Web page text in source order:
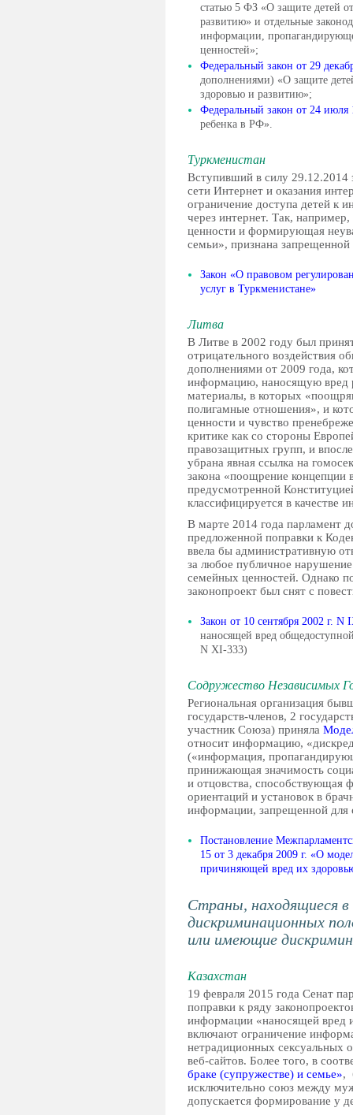
статью 5 ФЗ «О защите детей
развитию» и отдельные
информации,
ценностей»;
Федеральный закон от 29
дополнениями) «О защите
здоровью и развитию»;
Федеральный закон от 24 июля
ребенка в РФ».
Туркменистан
Вступивший в силу 29.12.2014
сети Интернет и оказания
ограничение доступа детей к
через интернет. Так,
ценности и формирующая
семьи», признана запрещенной
Закон «О правовом
услуг в Туркменистане»
Литва
В Литве в 2002 году был
отрицательного воздействия
дополнениями от 2009 года,
информацию, наносящую вред
материалы, в которых
полигамные отношения», и
ценности и чувство
критике как со стороны
правозащитных групп, и
убрана явная ссылка на
закона «поощрение концепции
предусмотренной
классифицируется в
В марте 2014 года парламент
предложенной поправки к
ввела бы административную
за любое публичное
семейных ценностей. Однако
законопроект был снят с
Закон от 10 сентября 2002 г. N
наносящей вред
N XI-333)
Содружество Независимых
Региональная организация
государств-членов, 2
участник Союза) приняла
относит информацию,
(«информация,
принижающая значимость
и отцовства, способствующая
ориентаций и установок в
информации, запрещенной для
Постановление
15 от 3 декабря 2009 г. «О
причиняющей вред их
Страны, находящиеся в
дискриминационных
или имеющие
Казахстан
19 февраля 2015 года Сенат
поправки к ряду
информации «наносящей вред
включают ограничение
нетрадиционных сексуальных
веб-сайтов. Более того, в
браке (супружестве) и семье»,
исключительно союз между
допускается формирование у